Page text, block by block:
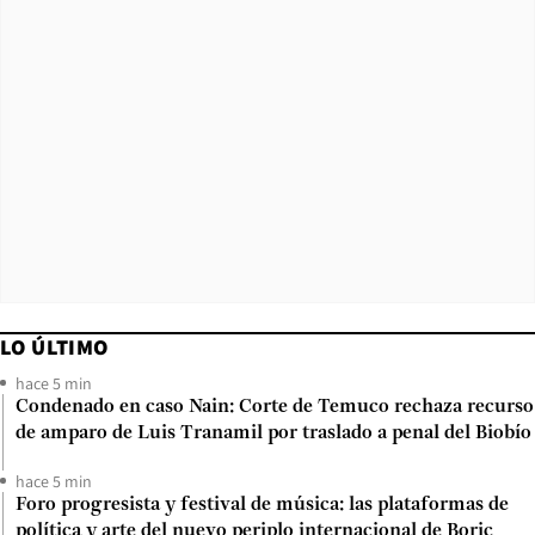
LO ÚLTIMO
hace 5 min
Condenado en caso Nain: Corte de Temuco rechaza recurso
de amparo de Luis Tranamil por traslado a penal del Biobío
hace 5 min
Foro progresista y festival de música: las plataformas de